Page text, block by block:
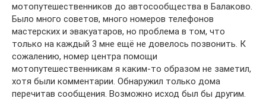
мотопутешественников до автосообщества в Балаково.
Было много советов, много номеров телефонов
мастерских и эвакуатаров, но проблема в том, что
только на каждый 3 мне ещё не довелось позвонить. К
сожалению, номер центра помощи
мотопутешественникам я каким-то образом не заметил,
хотя были комментарии. Обнаружил только дома
перечитав сообщения. Возможно исход был бы другим.